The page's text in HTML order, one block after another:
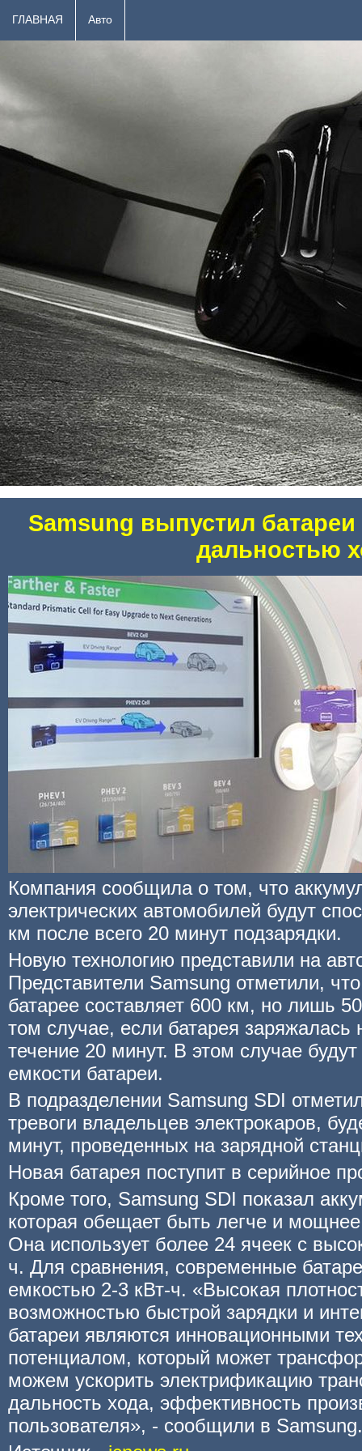
ГЛАВНАЯ Авто
Samsung выпустил
дальностью
Компания сообщила о том, что
электрических автомобилей будут
км после всего 20 минут подзарядки.
Новую технологию представили на
Представители Samsung отметили,
батарее составляет 600 км, но лишь
том случае, если батарея
течение 20 минут. В этом случае
емкости батареи.
В подразделении Samsung SDI
тревоги владельцев электрокаров,
минут, проведенных на зарядной
Новая батарея поступит в серийное
Кроме того, Samsung SDI показал
которая обещает быть легче и
Она использует более 24 ячеек с
ч. Для сравнения, современные
емкостью 2-3 кВт-ч. «Высокая
возможностью быстрой зарядки и
батареи являются инновационными
потенциалом, который может
можем ускорить электрификацию
дальность хода, эффективность
пользователя», - сообщили в Samsung.